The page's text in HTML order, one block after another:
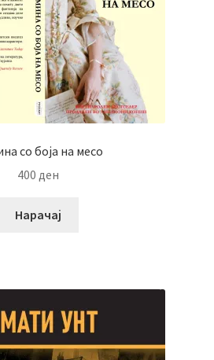
со боја на месо
400 ден
Нарачај